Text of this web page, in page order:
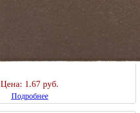
Цена: 1.67 руб.
Подробнее